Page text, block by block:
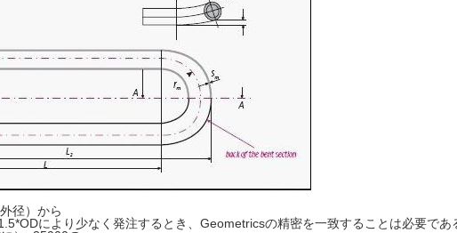
径）から
により少なく発注するとき、Geometricsの精密を一致することは必要であ